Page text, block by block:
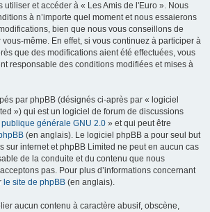
utiliser et accéder à « Les Amis de l'Euro ». Nous
à n’importe quel moment et nous essaierons
bien que nous vous conseillons de
même. En effet, si vous continuez à participer à
que des modifications aient été effectuées, vous
responsable des conditions modifiées et mises à
par phpBB (désignés ci-après par « logiciel
») qui est un logiciel de forum de discussions
publique générale GNU 2.0 » et qui peut être
(en anglais). Le logiciel phpBB a pour seul but
sur internet et phpBB Limited ne peut en aucun cas
de la conduite et du contenu que nous
pas. Pour plus d’informations concernant
le site de phpBB (en anglais).
aucun contenu à caractère abusif, obscène,